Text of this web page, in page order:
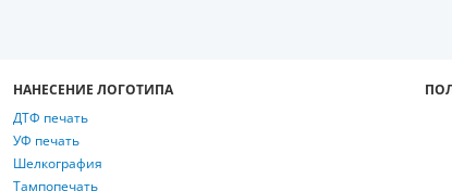
НАНЕСЕНИЕ ЛОГОТИПА
ДТФ печать
УФ печать
Шелкография
Тампопечать